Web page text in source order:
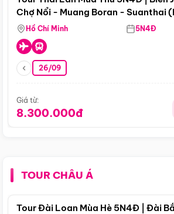
Chợ Nổi - Muang Boran - Suanthai
Airlines)
Hồ Chí Minh 5N4Đ
26/09
Giá từ:
8.300.000đ
TOUR CHÂU Á
Tour Đài Loan Mùa Hè 5N4Đ | Đài